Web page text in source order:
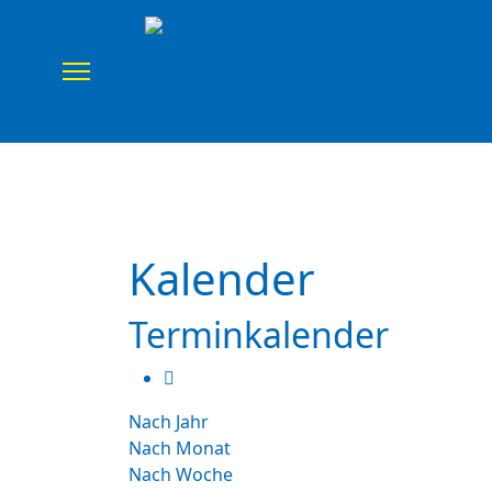
Kalender
Terminkalender
Nach Jahr
Nach Monat
Nach Woche